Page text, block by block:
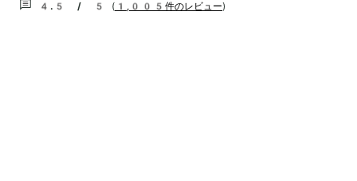
4.5 / 5 ( 1,005件のレビュー)